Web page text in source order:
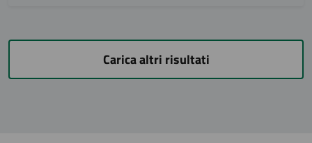
Carica altri risultati